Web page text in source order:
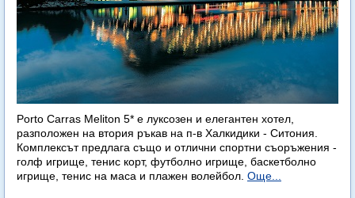
Porto Carras Meliton 5* е луксозен и елегантен хотел,
разположен на втория ръкав на п-в Халкидики - Ситония.
Комплексът предлага също и отлични спортни съоръжения -
голф игрище, тенис корт, футболно игрище, баскетболно
игрище, тенис на маса и плажен волейбол. Още...